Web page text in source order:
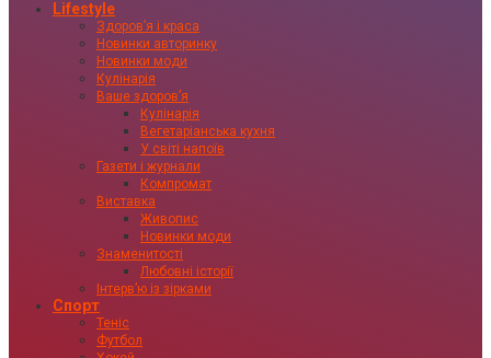
Lifestyle
Здоровʼя і краса
Новинки авторинку
Новинки моди
Кулінарія
Ваше здоровʼя
Кулінарія
Вегетаріанська кухня
У світі напоїв
Газети і журнали
Компромат
Виставка
Живопис
Новинки моди
Знаменитості
Любовні історії
Інтервʼю із зірками
Спорт
Теніс
Футбол